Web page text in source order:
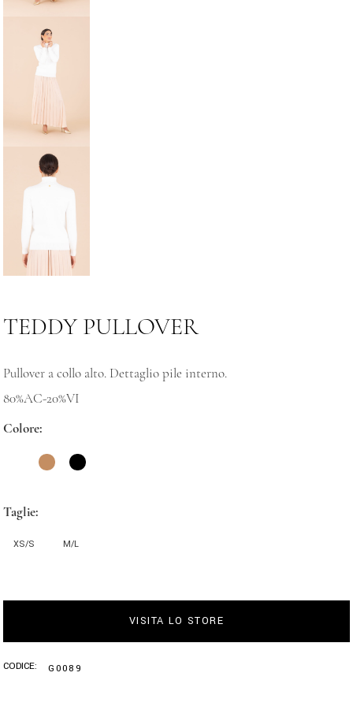
TEDDY PULLOVER
Pullover a collo alto. Dettaglio pile interno.
80%AC-20%VI
Colore
Taglie
XS/S M/L
VISITA LO STORE
CODICE: G0089